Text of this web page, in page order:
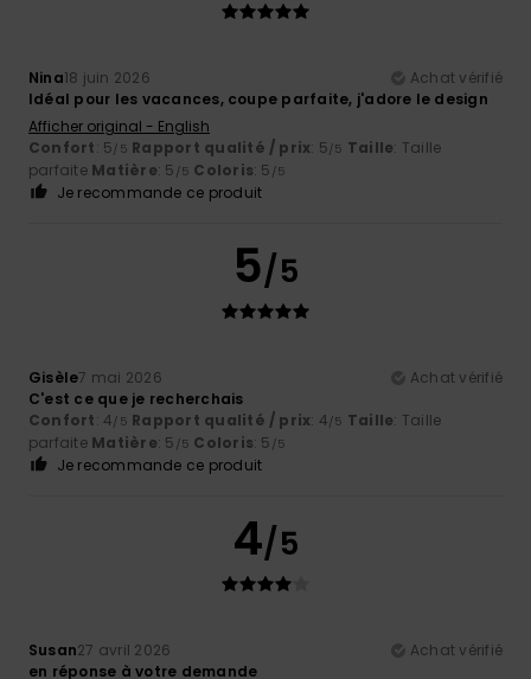
Nina18 juin 2026
Achat vérifié
Idéal pour les vacances, coupe parfaite, j'adore le design
Afficher original - English
Confort: 5/5 Rapport qualité / prix: 5/5 Taille: Taille
parfaite Matière: 5 /5 Coloris: 5 /5
Je recommande ce produit
5/5
Gisèle7 mai 2026
Achat vérifié
C'est ce que je recherchais
Confort: 4/5 Rapport qualité / prix: 4/5 Taille: Taille
parfaite Matière: 5 /5 Coloris: 5 /5
Je recommande ce produit
4/5
Susan27 avril 2026
Achat vérifié
en réponse à votre demande